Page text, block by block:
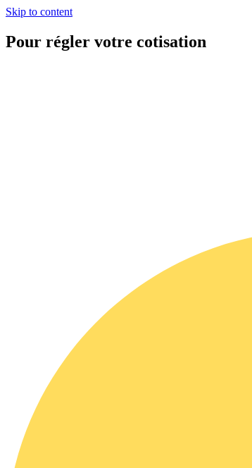
Skip to content
Pour régler votre cotisation